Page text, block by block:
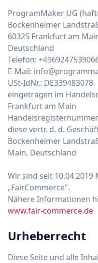
ProgramMaker UG
Bockenheimer
60325 Frankfurt am
Deutschland
Telefon:
E-Mail:
USt-IdNr.: DE339483078
eingetragen im
Frankfurt am Main
Handelsregisternummer
diese vertr. d. d.
Bockenheimer
Main, Deutschland
Wir sind seit
„FairCommerce".
Nähere Informationen
www.fair-commerce.de
Urheberrecht
Diese Seite und alle